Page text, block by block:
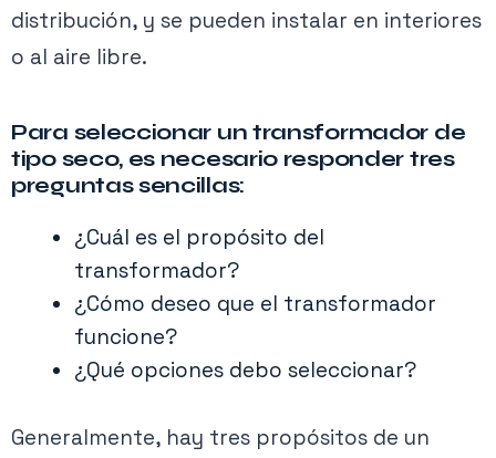
distribución, y se pueden instalar en interiores
o al aire libre.
Para seleccionar un transformador de
tipo seco, es necesario responder tres
preguntas sencillas:
¿Cuál es el propósito del
transformador?
¿Cómo deseo que el transformador
funcione?
¿Qué opciones debo seleccionar?
Generalmente, hay tres propósitos de un